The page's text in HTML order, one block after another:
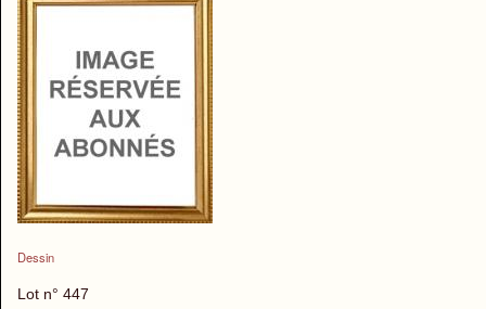
Dessin
Lot n° 447